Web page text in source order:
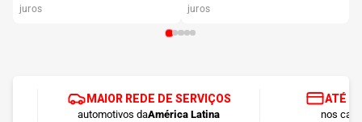
juros
juros
MAIOR REDE DE SERVIÇOS
automotivos daAmérica Latina
ATÉ
nos